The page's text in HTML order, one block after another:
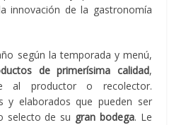
innovación de la gastronomía
según la temporada y menú,
de primerísima calidad,
al productor o recolector.
y elaborados que pueden ser
selecto de su gran bodega. Le